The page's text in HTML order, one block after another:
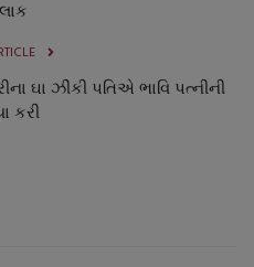
ઘા ઝીંકી પતિએ ભાવિ પત્નીની
કરી